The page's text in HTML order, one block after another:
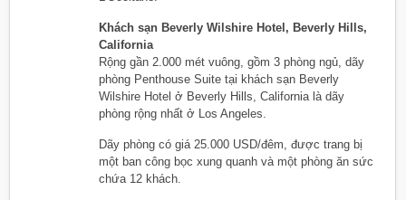
Khách sạn Beverly Wilshire Hotel, Beverly Hills,
California
Rộng gần 2.000 mét vuông, gồm 3 phòng ngủ, dãy
phòng Penthouse Suite tại khách sạn Beverly
Wilshire Hotel ở Beverly Hills, California là dãy
phòng rộng nhất ở Los Angeles.
Dãy phòng có giá 25.000 USD/đêm, được trang bị
một ban công bọc xung quanh và một phòng ăn sức
chứa 12 khách.